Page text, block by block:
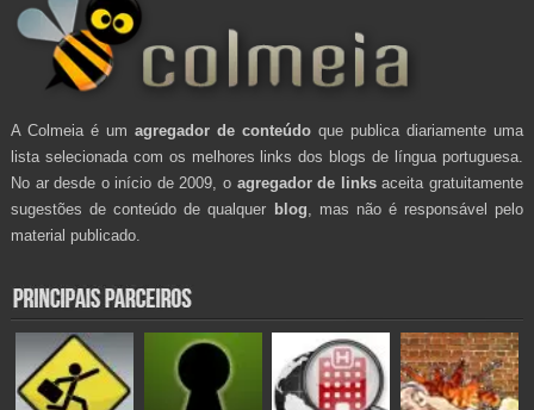
A Colmeia é um agregador de conteúdo que publica diariamente uma
lista selecionada com os melhores links dos blogs de língua portuguesa.
No ar desde o início de 2009, o agregador de linksaceita gratuitamente
sugestões de conteúdo de qualquer blog , mas não é responsável pelo
material publicado.